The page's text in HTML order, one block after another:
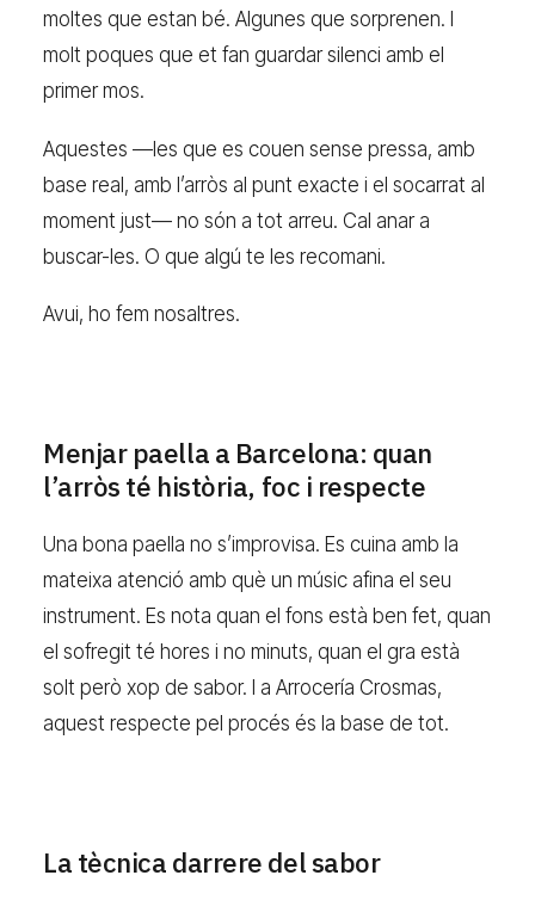
moltes que estan bé. Algunes que sorprenen. I
molt poques que et fan guardar silenci amb el
primer mos.
Aquestes —les que es couen sense pressa, amb
base real, amb l’arròs al punt exacte i el socarrat al
moment just— no són a tot arreu. Cal anar a
buscar-les. O que algú te les recomani.
Avui, ho fem nosaltres.
Menjar paella a Barcelona: quan
l’arròs té història, foc i respecte
Una bona paella no s’improvisa. Es cuina amb la
mateixa atenció amb què un músic afina el seu
instrument. Es nota quan el fons està ben fet, quan
el sofregit té hores i no minuts, quan el gra està
solt però xop de sabor. I a Arrocería Crosmas,
aquest respecte pel procés és la base de tot.
La tècnica darrere del sabor